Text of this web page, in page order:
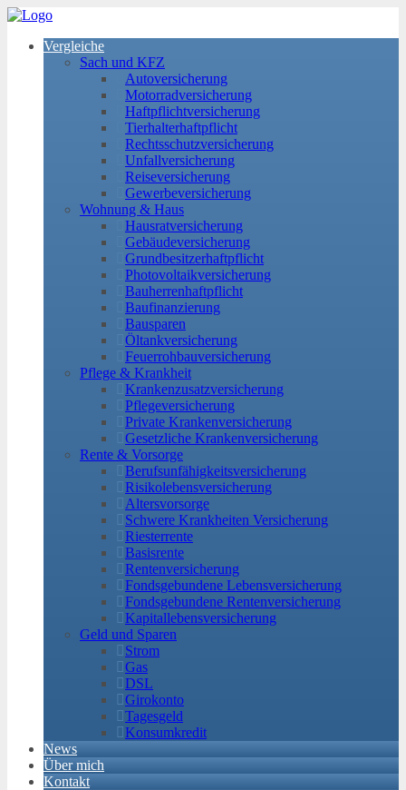
Vergleiche
Sach und KFZ
Autoversicherung
Motorradversicherung
Haftpflichtversicherung
Tierhalterhaftpflicht
Rechtsschutzversicherung
Unfallversicherung
Reiseversicherung
Gewerbeversicherung
Wohnung & Haus
Hausratversicherung
Gebäudeversicherung
Grundbesitzerhaftpflicht
Photovoltaikversicherung
Bauherrenhaftpflicht
Baufinanzierung
Bausparen
Öltankversicherung
Feuerrohbauversicherung
Pflege & Krankheit
Krankenzusatzversicherung
Pflegeversicherung
Private Krankenversicherung
Gesetzliche Krankenversicherung
Rente & Vorsorge
Berufs­unfähigkeitsversicherung
Risikolebensversicherung
Altersvorsorge
Schwere Krankheiten Versicherung
Riesterrente
Basisrente
Rentenversicherung
Fondsgebundene Lebensversicherung
Fondsgebundene Rentenversicherung
Kapitallebensversicherung
Geld und Sparen
Strom
Gas
DSL
Girokonto
Tagesgeld
Konsumkredit
News
Über mich
Kontakt